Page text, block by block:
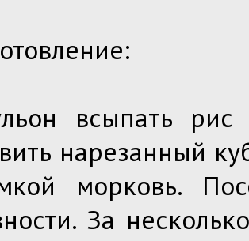
всыпать
нарезанный
морковь.
За